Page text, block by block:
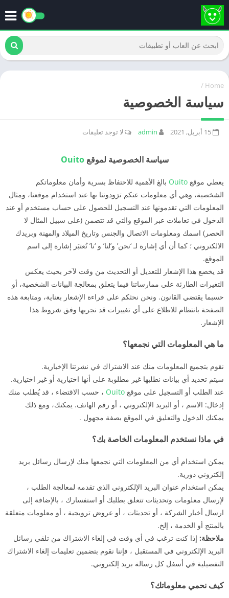
Home
/
سياسة الخصوصية
admin لا توجد تعليقات
سياسة الخصوصية لموقعOuito
يعطي موقع Ouito بالغ الأهمية للاحتفاظ بسرية وأمان معلوماتكم
الشخصية، وهي أي معلومات عنكم تزودوننا بها عند استخدام موقعنا، ومثال
المعلومات التي تقدمونها عند التسجيل للحصول على حساب مستخدم أو عند
الدخول في تعاملات عبر الموقع والتي قد تتضمن (على سبيل المثال لا
الحصر) اسمك ومعلومات الاتصال والجنس وتاريخ الميلاد والمهنة وبريدك
الالكتروني ؛ كما أن أي إشارة لـ ‘نحن’ و’لنا’ و ‘نا’ تُعتبَر إشارة إلى اسم
الموقع.
قد يخضع هذا الإشعار للتعديل أو التحديث من وقت لآخر بحيث يعكس
التغيرات الطارئة على ممارساتنا فيما يتعلق بمعالجة البيانات الشخصية، أو
حسبما يقتضي القانون. ونحن نحثكم على قراءة الإشعار بعناية، ومتابعة هذه
الصفحة بانتظام للاطلاع على أي تغييرات قد نجريها وفق شروط هذا
الإشعار.
ما هي المعلومات التي نجمعها؟
نقوم بتجميع المعلومات منك عند الاشتراك في نشرتنا الإخبارية.
سيتم تحديد أي بيانات نطلبها غير مطلوبة على أنها اختيارية أو غير اختيارية.
عند الطلب أو التسجيل على موقع Ouito ، حسب الاقتضاء ، قد يُطلب منك
إدخال: الاسم ، أو البريد الإلكتروني ، أو رقم الهاتف. يمكنك، ومع ذلك
يمكنك الدخول والتعليق في الموقع بصفة مجهول .
في ماذا نستخدم المعلومات الخاصة بك؟
يمكن استخدام أي من المعلومات التي نجمعها منك لإرسال رسائل بريد
إلكتروني دورية.
يمكن استخدام عنوان البريد الإلكتروني الذي تقدمه لمعالجة الطلب ،
لإرسال معلومات وتحديثات تتعلق بطلبك أو استفسارك ، بالإضافة إلى
ارسال أخبار الشركة ، أو تحديثات ، أو عروض ترويجية ، أو معلومات متعلقة
بالمنتج أو الخدمة ، إلخ.
ملاحظة: إذا كنت ترغب في أي وقت في إلغاء الاشتراك من تلقي رسائل
البريد الإلكتروني في المستقبل ، فإننا نقوم بتضمين تعليمات إلغاء الاشتراك
التفصيلية في أسفل كل رسالة بريد إلكتروني.
كيف نحمي معلوماتك؟